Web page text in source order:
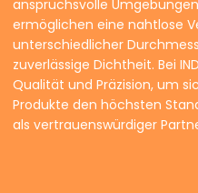
anspruchsvolle
ermöglichen eine nahtlose
unterschiedlicher
zuverlässige Dichtheit. Bei
Qualität und Präzision, um
Produkte den höchsten
als vertrauenswürdiger